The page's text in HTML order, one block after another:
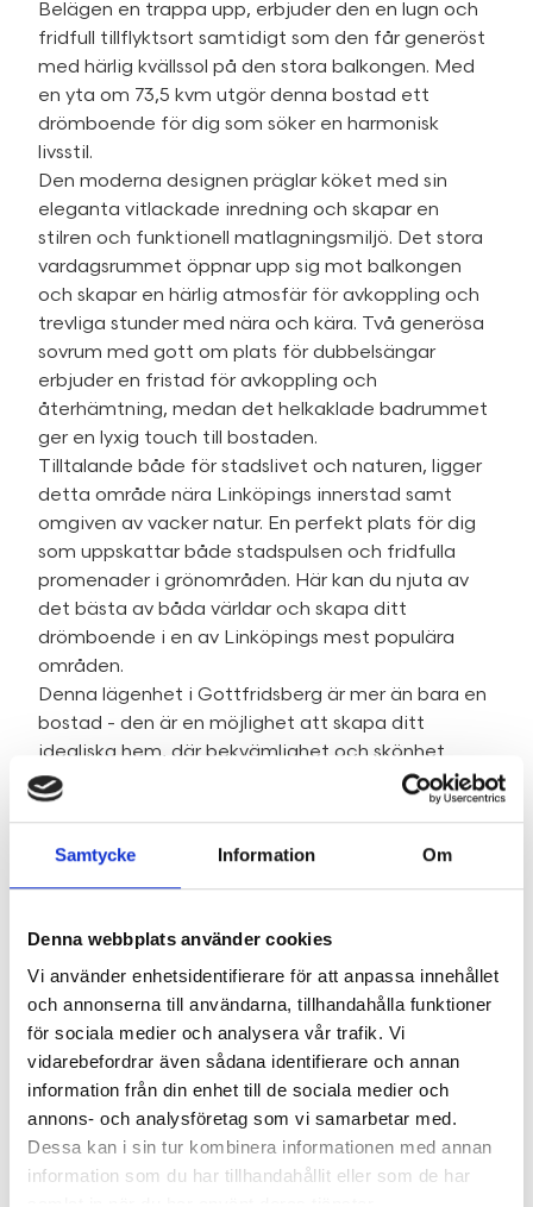
Samtycke Information Om
Denna webbplats använder cookies
Vi använder enhetsidentifierare för att anpassa innehållet
och annonserna till användarna, tillhandahålla funktioner
för sociala medier och analysera vår trafik. Vi
vidarebefordrar även sådana identifierare och annan
information från din enhet till de sociala medier och
annons- och analysföretag som vi samarbetar med.
Dessa kan i sin tur kombinera informationen med annan
information som du har tillhandahållit eller som de har
Belägen en trappa upp, erbjuder den en lugn och
fridfull tillflyktsort samtidigt som den får generöst
med härlig kvällssol på den stora balkongen. Med
en yta om 73,5 kvm utgör denna bostad ett
drömboende för dig som söker en harmonisk
livsstil.
Den moderna designen präglar köket med sin
eleganta vitlackade inredning och skapar en
stilren och funktionell matlagningsmiljö. Det stora
vardagsrummet öppnar upp sig mot balkongen
och skapar en härlig atmosfär för avkoppling och
trevliga stunder med nära och kära. Två generösa
sovrum med gott om plats för dubbelsängar
erbjuder en fristad för avkoppling och
återhämtning, medan det helkaklade badrummet
ger en lyxig touch till bostaden.
Tilltalande både för stadslivet och naturen, ligger
detta område nära Linköpings innerstad samt
omgiven av vacker natur. En perfekt plats för dig
som uppskattar både stadspulsen och fridfulla
promenader i grönområden. Här kan du njuta av
det bästa av båda världar och skapa ditt
drömboende i en av Linköpings mest populära
områden.
Denna lägenhet i Gottfridsberg är mer än bara en
bostad - den är en möjlighet att skapa ditt
idealiska hem, där bekvämlighet och skönhet
förenas i en perfekt harmoni. Välkommen till din
nya oas där du kan trivas och njuta av allt som livet
Föreningen är stabil och erbjuder faciliteter som
övernattningsrum, samlingslokal, gym och grönytor
Här bor ni med gångavstånd till universitetet,
Gamla Linköping, Ryds motionscentrum, Valla
fritidsområde, Domkyrkan, Stadsbiblioteket och
centrum med hela dess utbud av nöje, kultur,
shopping, affärer, restauranger och citypuls.
SE HELA BESKRIVNINGEN